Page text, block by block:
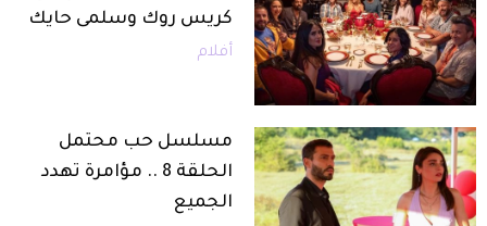
كريس روك وسلمى حايك
أفلام
مسلسل حب محتمل
الحلقة 8 .. مؤامرة تهدد
الجميع